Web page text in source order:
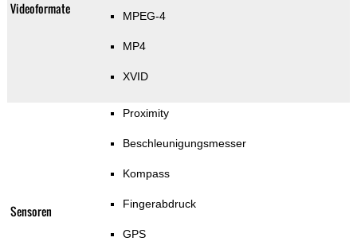
Videoformate MPEG-4
MP4
XVID
Sensoren
Proximity
Beschleunigungsmesser
Kompass
Fingerabdruck
GPS